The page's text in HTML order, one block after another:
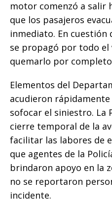
motor comenzó a salir
que los pasajeros
inmediato. En cuestión
se propagó por todo el
quemarlo por
Elementos del
acudieron
sofocar el siniestro. La
cierre temporal de la
facilitar las labores de
que agentes de la
brindaron apoyo en la
no se reportaron
incidente.